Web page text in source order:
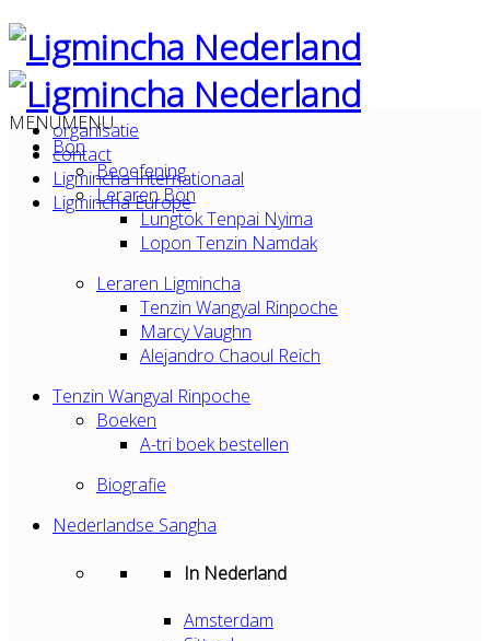
organisatie
contact
Ligmincha Internationaal
Ligmincha Europe
MENUMENU
Bön
Beoefening
Leraren Bön
Lungtok Tenpai Nyima
Lopon Tenzin Namdak
Leraren Ligmincha
Tenzin Wangyal Rinpoche
Marcy Vaughn
Alejandro Chaoul Reich
Tenzin Wangyal Rinpoche
Boeken
A-tri boek bestellen
Biografie
Nederlandse Sangha
In Nederland
Amsterdam